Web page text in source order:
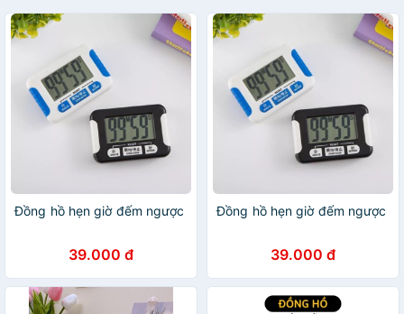
Đồng hồ hẹn giờ đếm ngược
39.000 đ
Đồng hồ hẹn giờ đếm ngược
39.000 đ